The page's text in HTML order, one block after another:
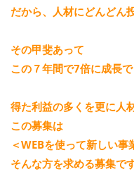
だから、人材にどんどん
その甲斐あって
この７年間で7倍に成長で
得た利益の多くを更に人
この募集は
＜WEBを使って新しい事
そんな方を求める募集です